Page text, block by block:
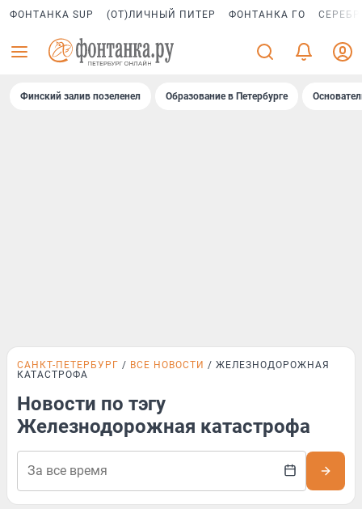
ФОНТАНКА SUP (ОТ)ЛИЧНЫЙ ПИТЕР ФОНТАНКА ГО
Финский залив позеленел Образование в Петербурге
САНКТ-ПЕТЕРБУРГ ВСЕ НОВОСТИ
ЖЕЛЕЗНОДОРОЖНАЯ
КАТАСТРОФА
Новости по тэгу
Железнодорожная катастрофа